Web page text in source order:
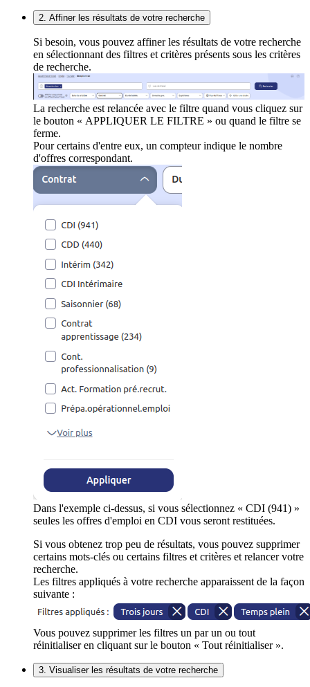
2. Affiner les résultats de votre recherche
Si besoin, vous pouvez affiner les résultats de votre recherche
en sélectionnant des filtres et critères présents sous les critères
de recherche.
La recherche est relancée avec le filtre quand vous cliquez sur
le bouton « APPLIQUER LE FILTRE » ou quand le filtre se
ferme.
Pour certains d'entre eux, un compteur indique le nombre
d'offres correspondant.
Dans l'exemple ci-dessus, si vous sélectionnez « CDI (941) »
seules les offres d'emploi en CDI vous seront restituées.
Si vous obtenez trop peu de résultats, vous pouvez supprimer
certains mots-clés ou certains filtres et critères et relancer votre
recherche.
Les filtres appliqués à votre recherche apparaissent de la façon
suivante :
Vous pouvez supprimer les filtres un par un ou tout
réinitialiser en cliquant sur le bouton « Tout réinitialiser ».
3. Visualiser les résultats de votre recherche